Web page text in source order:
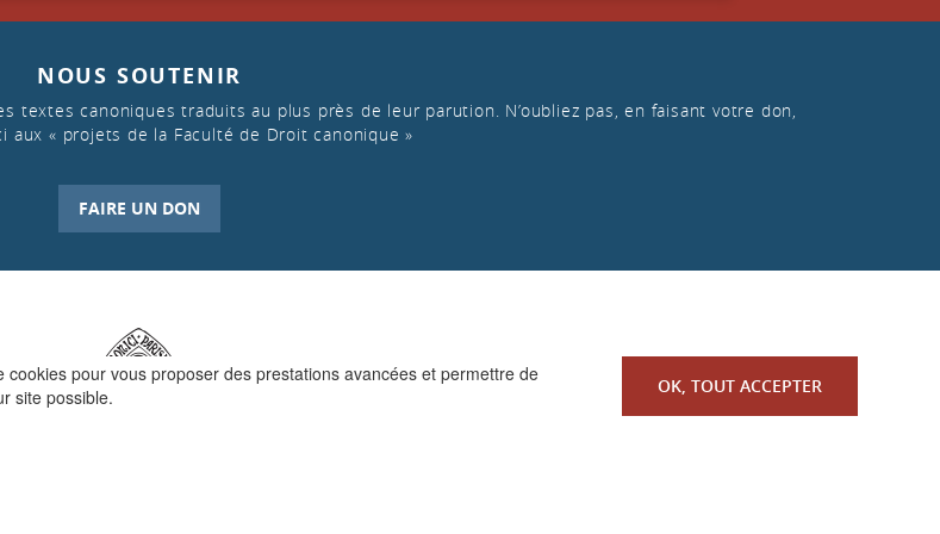
pour vous proposer des prestations avancées et permettre de
site possible.
OK, TOUT ACCEPTER
NOUS SOUTENIR
canoniques traduits au plus près de leur parution. N’oubliez pas, en faisant votre don,
aux « projets de la Faculté de Droit canonique »
FAIRE UN DON